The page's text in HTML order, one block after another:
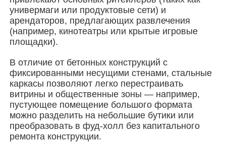
Все случаи
Отправить запрос
Стальная конструкция здания
Мастерская стальных конструкций
универмаги или продуктовые сети) и
арендаторов, предлагающих развлечения
(например, кинотеатры или крытые игровые
площадки).
В отличие от бетонных конструкций с
фиксированными несущими стенами, стальные
каркасы позволяют легко перестраивать
витрины и общественные зоны — например,
пустующее помещение большого формата
можно разделить на небольшие бутики или
преобразовать в фуд-холл без капитального
ремонта конструкции.